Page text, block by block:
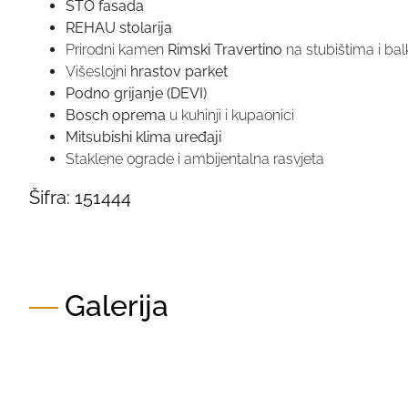
STO fasada
REHAU stolarija
Prirodni kamen Rimski Travertino na stubištima i
Višeslojni hrastov parket
Podno grijanje (DEVI)
Bosch oprema u kuhinji i kupaonici
Mitsubishi klima uređaji
Staklene ograde i ambijentalna rasvjeta
Šifra: 151444
Galerija